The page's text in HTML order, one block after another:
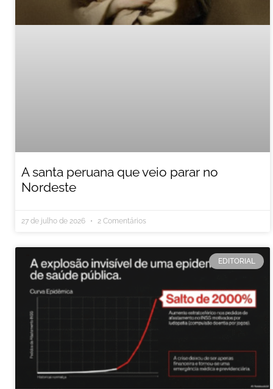
A santa peruana que veio parar no
Nordeste
27 de julho de 2026 2 Comentários
EDITORIAL